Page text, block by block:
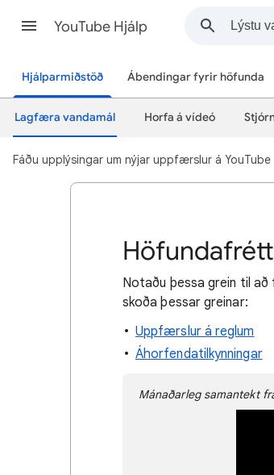
YouTube Hjálp
Hjálparmiðstöð Ábendingar fyrir höfunda
Lagfæra vandamál Horfa á vídeó
Fáðu upplýsingar um nýjar uppfærslur á YouTube
Notaðu þessa grein til
skoða þessar greinar:
Uppfærslur á reglum
Áhorfendatilkynningar
Mánaðarleg samantekt